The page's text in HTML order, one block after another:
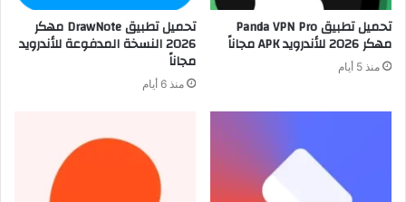
تحميل تطبيق Panda VPN Pro
مهكر 2026 للأندرويد APK مجاناً
منذ 5 أيام
تحميل تطبيق DrawNote مهكر
2026 النسخة المدفوعة للأندرويد
مجاناً
منذ 6 أيام